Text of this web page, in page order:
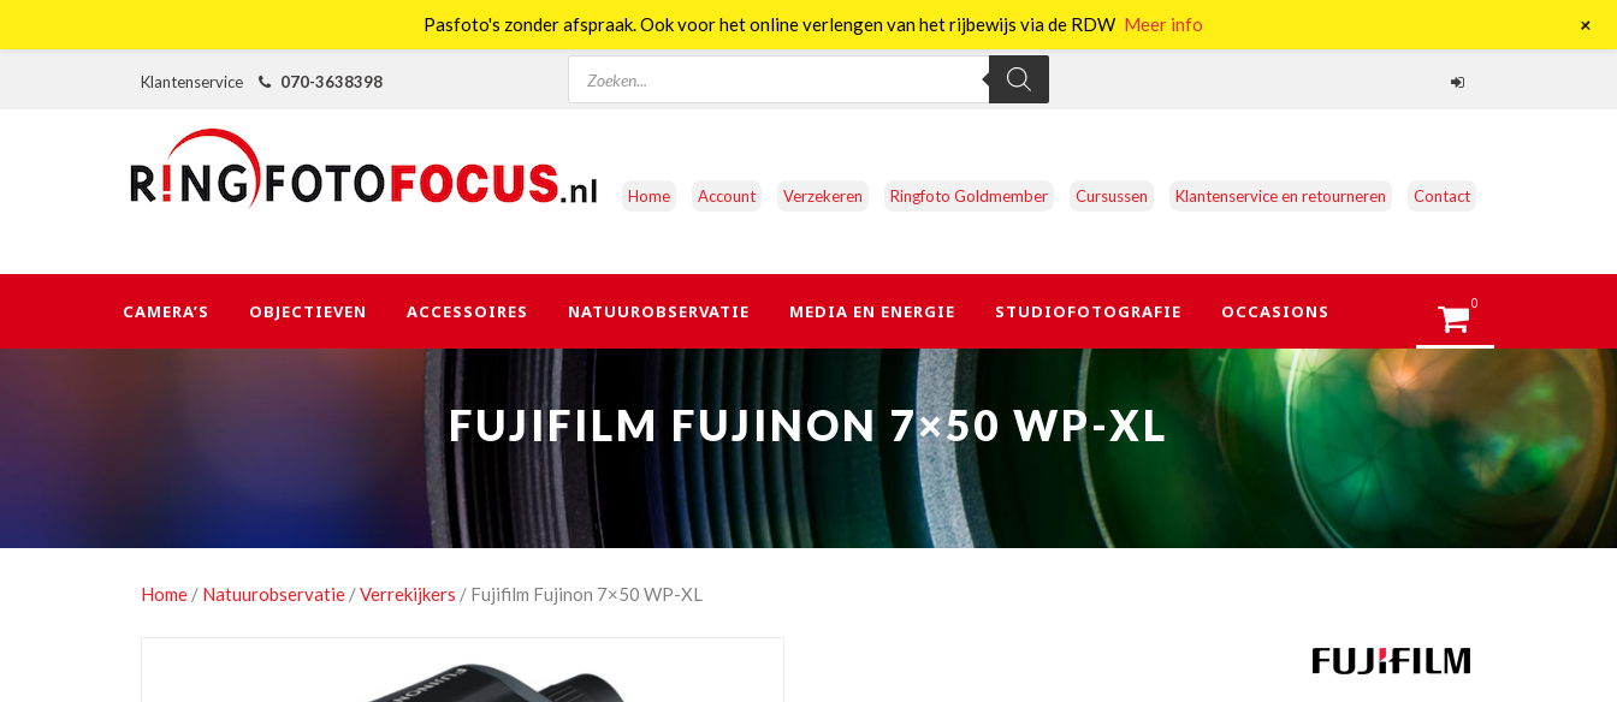
Klantenservice 070-3638398
Producten
zoeken
Home Account Verzekeren Ringfoto Goldmember Cursussen Klantenservice en retourneren Contact
CAMERA’S OBJECTIEVEN ACCESSOIRES NATUUROBSERVATIE MEDIA EN ENERGIE STUDIOFOTOGRAFIE OCCASIONS 0
FUJIFILM FUJINON 7×50 WP-XL
Home / Natuurobservatie /Verrekijkers / Fujifilm Fujinon 7×50 WP-XL
Pasfoto's zonder afspraak. Ook voor het online verlengen van het rijbewijs via de RDW Meer info +